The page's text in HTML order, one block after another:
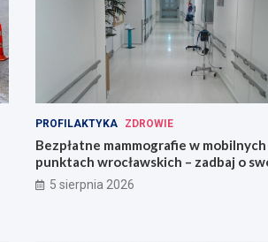
PROFILAKTYKA ZDROWIE
Bezpłatne mammografie w mobilnych
punktach wrocławskich – zadbaj o
zdrowie!
5 sierpnia 2026